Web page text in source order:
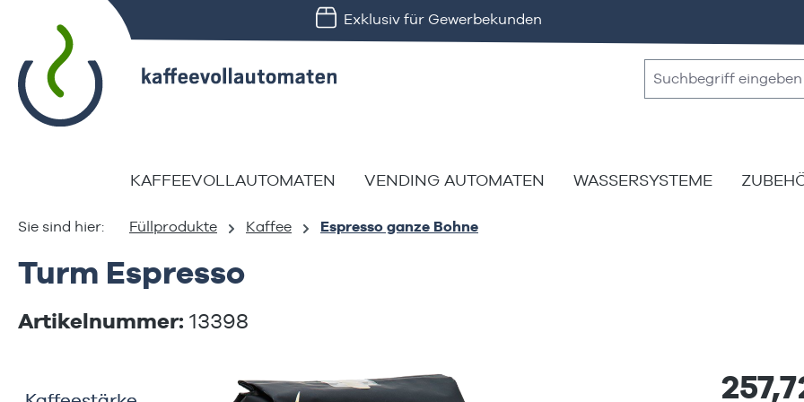
Zur Hauptnavigation springen Exklusiv für Gewerbekunden
KAFFEEVOLLAUTOMATEN VENDING AUTOMATEN WASSERSYSTEME
Füllprodukte Kaffee Espresso ganze Bohne
Turm Espresso
Artikelnummer: 13398